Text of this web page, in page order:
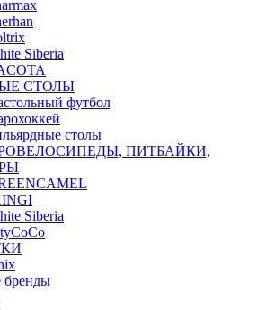
Siberia
СТОЛЫ
футбол
столы
ПИТБАЙКИ,
Siberia
бренды